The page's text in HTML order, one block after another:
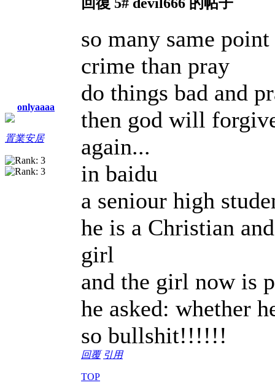
onlyaaaa
置業安居
回復 5# devil666 的帖子
so many same
crime than pray
do things bad and
then god will
again...
in baidu
a seniour high
he is a Christian
girl
and the girl now is
he asked: whether
so bullshit!!!!!!
回覆 引用
TOP